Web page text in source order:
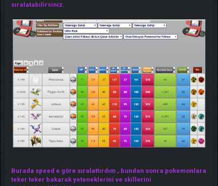
sıralatabilirsiniz.
Burada speed e göre sıralattırdım , bundan sonra pokemonlara
teker teker bakarak yeteneklerini ve skillerini